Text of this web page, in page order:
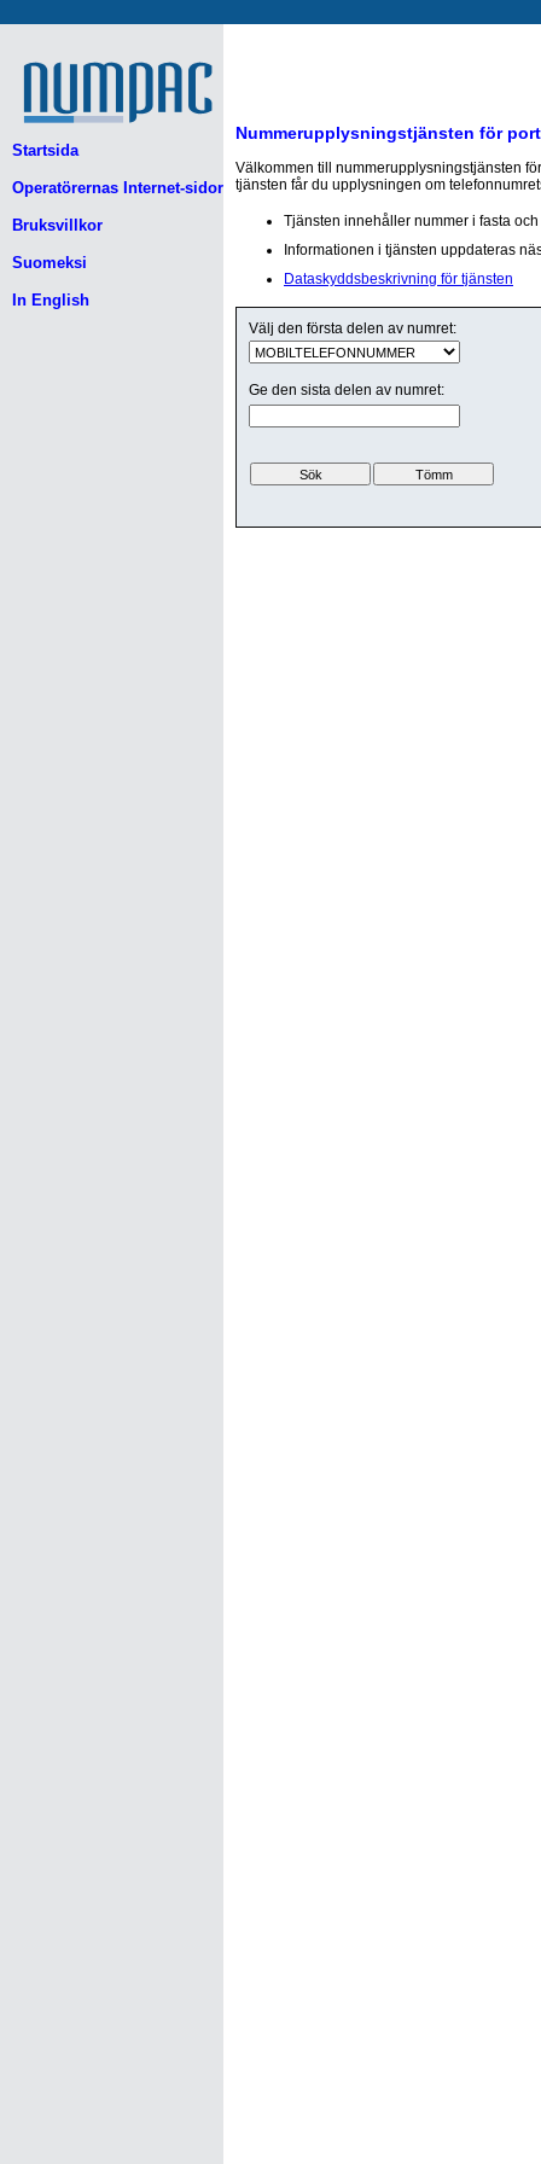
Startsida
Operatörernas Internet-sidor
Bruksvillkor
Suomeksi
In English
Nummerupplysningstjänsten för
Välkommen till nummerupplysningstjänsten
tjänsten får du upplysningen om
Tjänsten innehåller nummer i fasta
Informationen i tjänsten uppdateras
Dataskyddsbeskrivning för tjänsten
Välj den första delen av numret:
Ge den sista delen av numret: